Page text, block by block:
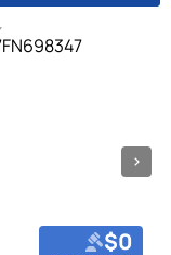
$0